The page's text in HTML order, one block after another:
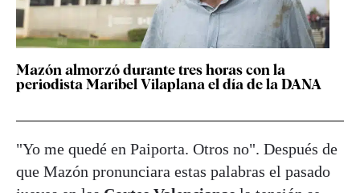
Mazón almorzó durante tres horas con la
periodista Maribel Vilaplana el día de la DANA
"Yo me quedé en Paiporta. Otros no". Después de
que Mazón pronunciara estas palabras el pasado